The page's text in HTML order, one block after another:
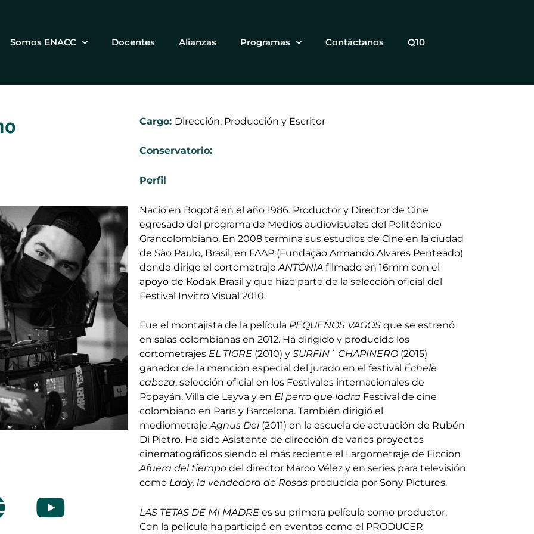
Somos ENACC Docentes Alianzas Programas Contáctanos Q10
Y
o
Cargo: Dirección, Producción y Escritor
Conservatorio:
Perfil
Nació en Bogotá en el año 1986. Productor y Director de Cine
egresado del programa de Medios audiovisuales del Politécnico
Grancolombiano. En 2008 termina sus estudios de Cine en la ciudad
de São Paulo, Brasil; en FAAP (Fundação Armando Alvares Penteado)
donde dirige el cortometraje ANTÔNIA filmado en 16mm con el
apoyo de Kodak Brasil y que hizo parte de la selección oficial del
Festival Invitro Visual 2010.
Fue el montajista de la película PEQUEÑOS VAGOS que se estrenó
en salas colombianas en 2012. Ha dirigido y producido los
cortometrajes EL TIGRE (2010) y SURFIN´ CHAPINERO (2015)
ganador de la mención especial del jurado en el festival Échele
cabeza, selección oficial en los Festivales internacionales de
Popayán, Villa de Leyva y en El perro que ladra Festival de cine
colombiano en París y Barcelona. También dirigió el
mediometrajeAgnus Dei(2011) en la escuela de actuación de Rubén
Di Pietro. Ha sido Asistente de dirección de varios proyectos
cinematográficos siendo el más reciente el Largometraje de Ficción
Afuera del tiempo del director Marco Vélez y en series para televisión
como Lady, la vendedora de Rosas producida por Sony Pictures.
LAS TETAS DE MI MADRE es su primera película como productor.
Con la película ha participó en eventos como el PRODUCER